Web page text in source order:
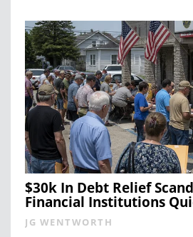
$30k In Debt Relief
Financial Institutions
JG WENTWORTH